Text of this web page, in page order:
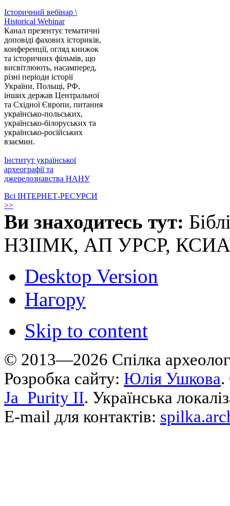
Історичний вебінар \
Historical Webinar
Канал презентує тематичні
доповіді фахових істориків,
конференції, огляд книжок
та історичних фільмів, що
висвітлюють, насамперед,
різні періоди історії
України, Польщі, РФ,
інших держав Центральної
та Східної Європи, питання
українсько-польських,
українсько-білоруських та
українсько-російських
взаємин.
Інститут української
археографії та
джерелознавства НАНУ
Всі ІНТЕРНЕТ-РЕСУРСИ
>>
Ви знаходитесь тут:
НЗІІМК, АП УРСР,
Desktop Version
Нагору
Skip to content
© 2013—2026 Cпілка
Розробка сайту: Юлія Ушкова.
Ja_Purity II. Українська
E-mail для контактів: